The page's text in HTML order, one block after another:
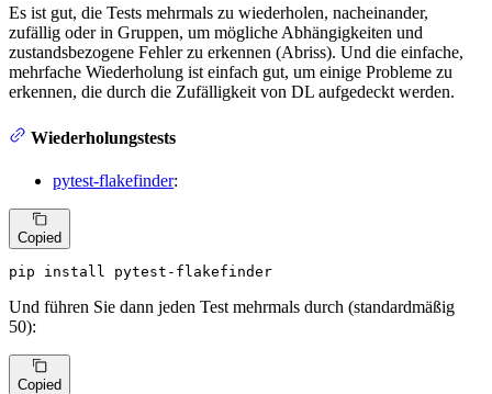
Es ist gut, die Tests mehrmals zu wiederholen, nacheinander,
zufällig oder in Gruppen, um mögliche Abhängigkeiten und
zustandsbezogene Fehler zu erkennen (Abriss). Und die einfache,
mehrfache Wiederholung ist einfach gut, um einige Probleme zu
erkennen, die durch die Zufälligkeit von DL aufgedeckt werden.
Wiederholungstests
pytest-flakefinder:
Copied
pip install pytest-flakefinder
Und führen Sie dann jeden Test mehrmals durch (standardmäßig
50):
Copied